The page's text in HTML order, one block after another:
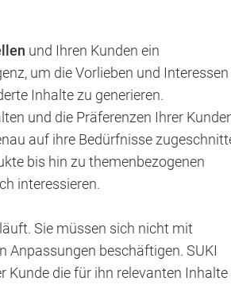
und Ihren Kunden ein
um die Vorlieben und Interessen
Inhalte zu generieren.
und die Präferenzen Ihrer
auf ihre Bedürfnisse
bis hin zu themenbezogenen
interessieren.
Sie müssen sich nicht mit
Anpassungen beschäftigen. SUKI
Kunde die für ihn relevanten Inhalte